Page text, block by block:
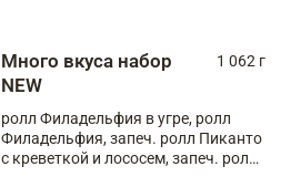
Много вкуса набор
NEW
1 062 г
ролл Филадельфия в угре, ролл
Филадельфия, запеч. ролл Пиканто
с креветкой и лососем, запеч. ролл